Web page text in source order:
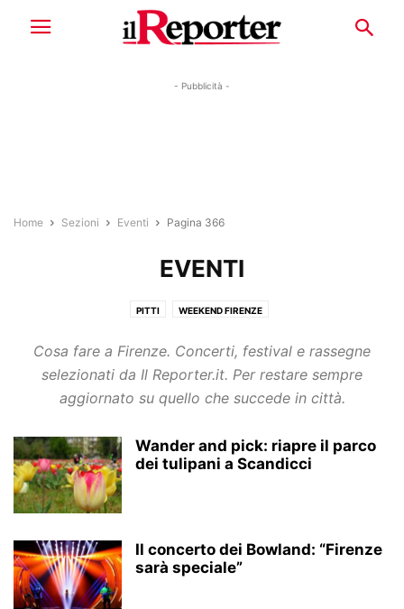
- Pubblicità -
Home Sezioni Eventi Pagina 366
EVENTI
PITTI WEEKEND FIRENZE
Cosa fare a Firenze. Concerti, festival e rassegne
selezionati da Il Reporter.it. Per restare sempre
aggiornato su quello che succede in città.
Wander and pick: riapre il parco
dei tulipani a Scandicci
Il concerto dei Bowland: “Firenze
sarà speciale”